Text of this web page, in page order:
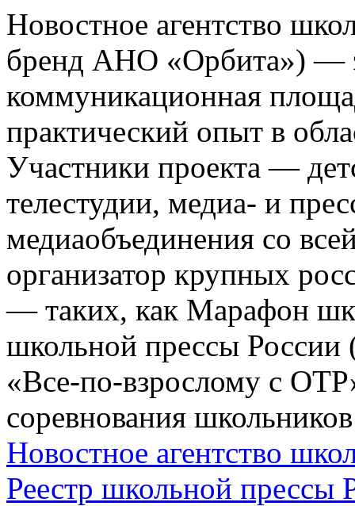
Новостное агентство
бренд АНО «Орбита») —
коммуникационная
практический опыт в
Участники проекта —
телестудии, медиа- и
медиаобъединения со
организатор крупных
— таких, как Марафон
школьной прессы России
«Все-по-взрослому с
соревнования
Новостное агентство
Реестр школьной прессы